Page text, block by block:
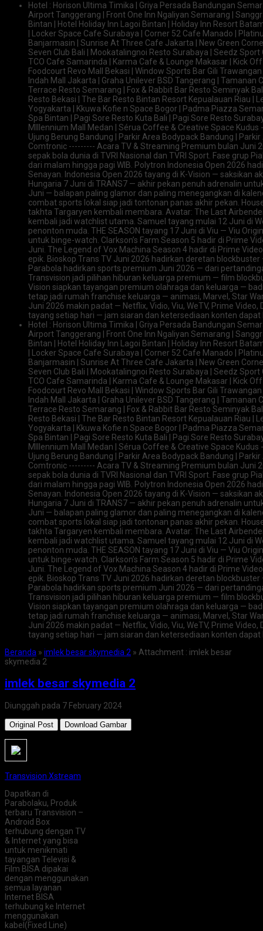
Hotel : Horison Ultima Timika | Griya Persada Bandungan
Airport Tanggerang | Front One Inn Ngaliyan Semarang |
Bintan | Hotel Holiday Inn Lagoi Bintan | Holiday Inn Resort
| Locker Space Cafe Surabaya | Corner 52 Cafe Manado |
Banjarmasin | Sunrise At Three Cafe Jakarta | New Green
Seven Club Bali | Mookatalingnoi Resto Surabaya | Seedz
TCO Cafe Samarinda | Karma Cafe & Lounge Makasar | Kick
Foodcourt Revo Mall Bekasi | Window Sports Bar Gili
Indah Mall Jakarta | Graha Unilever BSD Tangerang |
Terrace Resto Semarang | Fox & Rabbit Bar Resto Seminyak
Resto Bekasi | The Bar Resto Bintan Resort Kepualauan Riau |
Yogyakarta | Kkuwa Kofie n Space Bogor | Padma Piazza
Spa Bintan | Pagi Sore Resto Kuta Bali | Pagi Sore Resto
Mlllennium Mall Medan | Sérua Coffee & Creative Space
Ujung Berung Bandung | Parkir Area Bodypack Bandung |
Comtronic --------- Acara TV & Streaming Premium bulan Juni
sepak bola dunia di TVRI Nasional dan TVRI Sport. Fase grup
dari malam hingga pagi WIB. Polytron Indonesia Open 2026
Senayan. Indonesia Open 2026 tayang di K-Vision — saksikan
Hungaria 7 Juni di TRANS7 — akhir pekan penuh adrenalin
Juni — balapan paling glamor dan paling menegangkan di
combat sports lokal siap jadi tontonan panas akhir pekan.
takhta Targaryen kembali membara. Avatar: The Last
kembali jadi watchlist utama. Samuel tayang mulai 12 Juni di
penonton muda. THE SEASON tayang 17 Juni di Viu — Viu
untuk binge-watch. Clarkson’s Farm Season 5 hadir di Prime
Juni. The Legend of Vox Machina Season 4 hadir di Prime
epik. Bioskop Trans TV Juni 2026 hadirkan deretan
Parabola hadirkan sports premium Juni 2026 — dari
Transvision jadi pilihan hiburan keluarga premium — film
Vision siapkan tayangan premium olahraga dan keluarga —
tetap jadi rumah franchise keluarga — animasi, Marvel, Star
Juni 2026 makin padat — Netflix, Vidio, Viu, WeTV, Prime
tayang setiap hari — jam siaran dan ketersediaan konten
Hotel : Horison Ultima Timika | Griya Persada Bandungan
Airport Tanggerang | Front One Inn Ngaliyan Semarang |
Bintan | Hotel Holiday Inn Lagoi Bintan | Holiday Inn Resort
| Locker Space Cafe Surabaya | Corner 52 Cafe Manado |
Banjarmasin | Sunrise At Three Cafe Jakarta | New Green
Seven Club Bali | Mookatalingnoi Resto Surabaya | Seedz
TCO Cafe Samarinda | Karma Cafe & Lounge Makasar | Kick
Foodcourt Revo Mall Bekasi | Window Sports Bar Gili
Indah Mall Jakarta | Graha Unilever BSD Tangerang |
Terrace Resto Semarang | Fox & Rabbit Bar Resto Seminyak
Resto Bekasi | The Bar Resto Bintan Resort Kepualauan Riau |
Yogyakarta | Kkuwa Kofie n Space Bogor | Padma Piazza
Spa Bintan | Pagi Sore Resto Kuta Bali | Pagi Sore Resto
Mlllennium Mall Medan | Sérua Coffee & Creative Space
Ujung Berung Bandung | Parkir Area Bodypack Bandung |
Comtronic --------- Acara TV & Streaming Premium bulan Juni
sepak bola dunia di TVRI Nasional dan TVRI Sport. Fase grup
dari malam hingga pagi WIB. Polytron Indonesia Open 2026
Senayan. Indonesia Open 2026 tayang di K-Vision — saksikan
Hungaria 7 Juni di TRANS7 — akhir pekan penuh adrenalin
Juni — balapan paling glamor dan paling menegangkan di
combat sports lokal siap jadi tontonan panas akhir pekan.
takhta Targaryen kembali membara. Avatar: The Last
kembali jadi watchlist utama. Samuel tayang mulai 12 Juni di
penonton muda. THE SEASON tayang 17 Juni di Viu — Viu
untuk binge-watch. Clarkson’s Farm Season 5 hadir di Prime
Juni. The Legend of Vox Machina Season 4 hadir di Prime
epik. Bioskop Trans TV Juni 2026 hadirkan deretan
Parabola hadirkan sports premium Juni 2026 — dari
Transvision jadi pilihan hiburan keluarga premium — film
Vision siapkan tayangan premium olahraga dan keluarga —
tetap jadi rumah franchise keluarga — animasi, Marvel, Star
Juni 2026 makin padat — Netflix, Vidio, Viu, WeTV, Prime
tayang setiap hari — jam siaran dan ketersediaan konten
Beranda » imlek besar skymedia 2 » Attachment : imlek besar
skymedia 2
imlek besar skymedia 2
Diunggah pada 7 February 2024
Original Post Download Gambar
Transvision Xstream
Dapatkan di
Parabolaku, Produk
terbaru Transvision –
Android Box
terhubung dengan TV
& Internet yang bisa
untuk menikmati
tayangan Televisi &
Film BISA dipakai
dengan menggunakan
semua layanan
Internet BISA
terhubung ke Internet
menggunakan
kabel(Fixed Line)